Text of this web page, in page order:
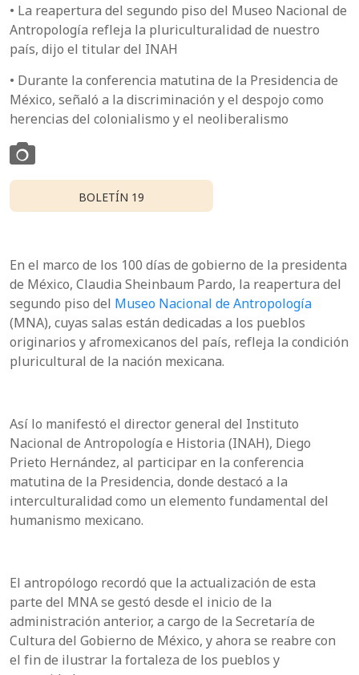
• La reapertura del segundo piso del Museo Nacional de
Antropología refleja la pluriculturalidad de nuestro
país, dijo el titular del INAH
• Durante la conferencia matutina de la Presidencia de
México, señaló a la discriminación y el despojo como
herencias del colonialismo y el neoliberalismo
BOLETÍN 19
En el marco de los 100 días de gobierno de la presidenta
de México, Claudia Sheinbaum Pardo, la reapertura del
segundo piso del Museo Nacional de Antropología
(MNA), cuyas salas están dedicadas a los pueblos
originarios y afromexicanos del país, refleja la condición
pluricultural de la nación mexicana.
Así lo manifestó el director general del Instituto
Nacional de Antropología e Historia (INAH), Diego
Prieto Hernández, al participar en la conferencia
matutina de la Presidencia, donde destacó a la
interculturalidad como un elemento fundamental del
humanismo mexicano.
El antropólogo recordó que la actualización de esta
parte del MNA se gestó desde el inicio de la
administración anterior, a cargo de la Secretaría de
Cultura del Gobierno de México, y ahora se reabre con
el fin de ilustrar la fortaleza de los pueblos y